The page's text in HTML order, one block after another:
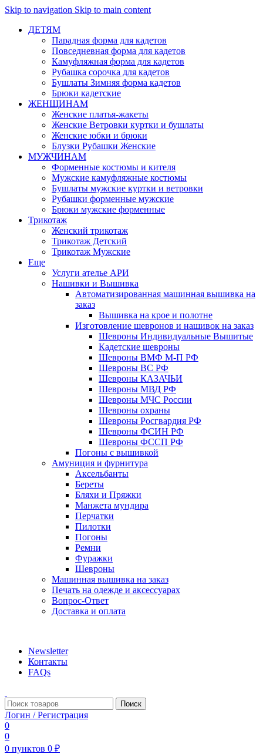
Skip to navigation Skip to main content
ДЕТЯМ
Парадная форма для кадетов
Повседневная форма для кадетов
Камуфляжная форма для кадетов
Рубашка сорочка для кадетов
Бушлаты Зимняя форма кадетов
Брюки кадетские
ЖЕНЩИНАМ
Женские платья-жакеты
Женские Ветровки куртки и бушлаты
Женские юбки и брюки
Блузки Рубашки Женские
МУЖЧИНАМ
Форменные костюмы и кителя
Мужские камуфляжные костюмы
Бушлаты мужские куртки и ветровки
Рубашки форменные мужские
Брюки мужские форменные
Трикотаж
Женский трикотаж
Трикотаж Детский
Трикотаж Мужские
Еще
Услуги ателье АРИ
Нашивки и Вышивка
Автоматизированная машинная вышивка на
заказ
Вышивка на крое и полотне
Изготовление шевронов и нашивок на заказ
Шевроны Индивидуальные Вышитые
Кадетские шевроны
Шевроны ВМФ М-П РФ
Шевроны ВС РФ
Шевроны КАЗАЧЬИ
Шевроны МВД РФ
Шевроны МЧС России
Шевроны охраны
Шевроны Росгвардия РФ
Шевроны ФСИН РФ
Шевроны ФССП РФ
Погоны с вышивкой
Амуниция и фурнитура
Аксельбанты
Береты
Бляхи и Пряжки
Манжета мундира
Перчатки
Пилотки
Погоны
Ремни
Фуражки
Шевроны
Машинная вышивка на заказ
Печать на одежде и аксессуарах
Вопрос-Ответ
Доставка и оплата
Newsletter
Контакты
FAQs
Поиск
Логин / Регистрация
0
0
0 пунктов 0 ₽